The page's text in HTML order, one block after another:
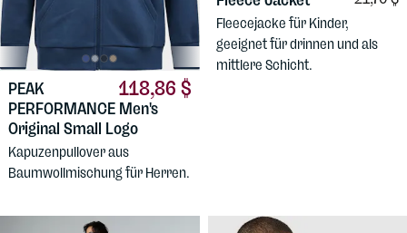
118,86 $
PEAK
PERFORMANCE Men's
Original Small Logo
Kapuzenpullover aus
Baumwollmischung für Herren.
Fleecejacke für Kinder,
geeignet für drinnen und als
mittlere Schicht.